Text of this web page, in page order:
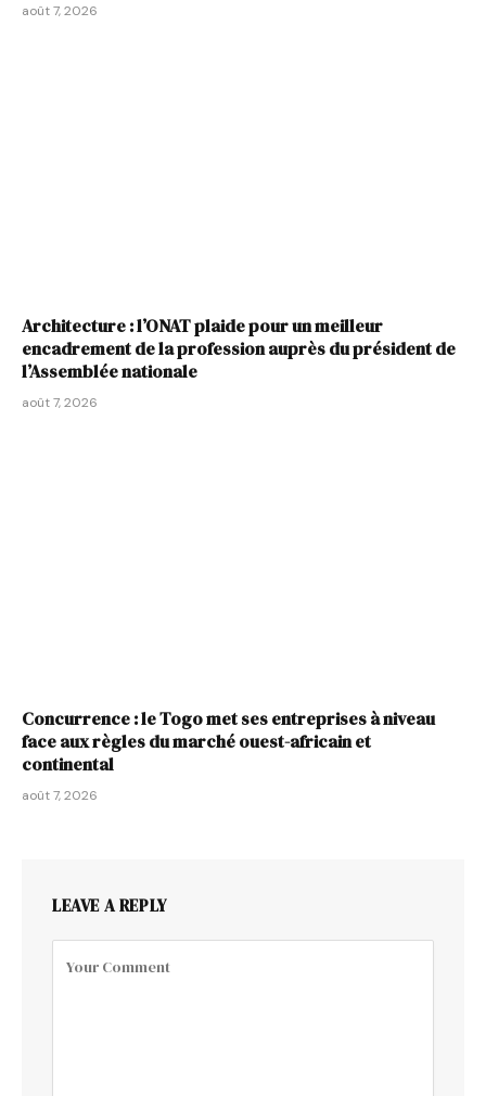
août 7, 2026
Architecture : l’ONAT plaide pour un meilleur
encadrement de la profession auprès du président de
l’Assemblée nationale
août 7, 2026
Concurrence : le Togo met ses entreprises à niveau
face aux règles du marché ouest-africain et
continental
août 7, 2026
LEAVE A REPLY